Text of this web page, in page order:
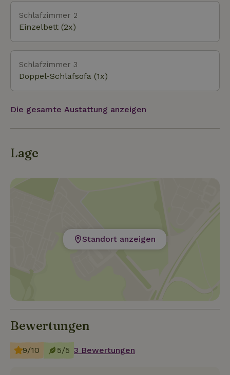
Schlafzimmer 2
Einzelbett (2x)
Schlafzimmer 3
Doppel-Schlafsofa (1x)
Die gesamte Austattung anzeigen
Lage
Standort anzeigen
Bewertungen
9/10 5/5 3 Bewertungen